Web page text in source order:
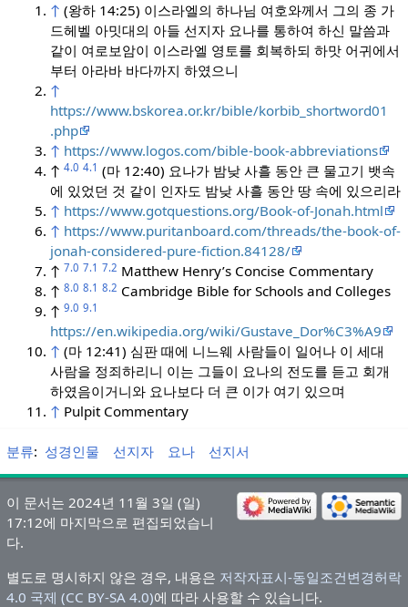
↑ (왕하 14:25) 이스라엘의 하나님 여호와께서 그의 종 가
드헤벨 아밋대의 아들 선지자 요나를 통하여 하신 말씀과
같이 여로보암이 이스라엘 영토를 회복하되 하맛 어귀에서
부터 아라바 바다까지 하였으니
↑
https://www.bskorea.or.kr/bible/korbib_shortword01
.php
↑ https://www.logos.com/bible-book-abbreviations
↑4.0 4.1 (마 12:40) 요나가 밤낮 사흘 동안 큰 물고기 뱃속
에 있었던 것 같이 인자도 밤낮 사흘 동안 땅 속에 있으리라
↑ https://www.gotquestions.org/Book-of-Jonah.html
↑ https://www.puritanboard.com/threads/the-book-of-
jonah-considered-pure-fiction.84128/
↑ 7.0 7.1 7.2 Matthew Henry’s Concise Commentary
↑8.0 8.1 8.2 Cambridge Bible for Schools and Colleges
↑9.0 9.1
https://en.wikipedia.org/wiki/Gustave_Dor%C3%A9
↑ (마 12:41) 심판 때에 니느웨 사람들이 일어나 이 세대
사람을 정죄하리니 이는 그들이 요나의 전도를 듣고 회개
하였음이거니와 요나보다 더 큰 이가 여기 있으며
↑ Pulpit Commentary
분류: 성경인물 선지자 요나 선지서
이 문서는 2024년 11월 3일 (일)
17:12에 마지막으로 편집되었습니
다.
별도로 명시하지 않은 경우, 내용은 저작자표시-동일조건변경허락
4.0 국제 (CC BY-SA 4.0)에 따라 사용할 수 있습니다.